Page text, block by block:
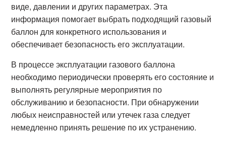
виде, давлении и других параметрах. Эта
информация помогает выбрать подходящий газовый
баллон для конкретного использования и
обеспечивает безопасность его эксплуатации.
В процессе эксплуатации газового баллона
необходимо периодически проверять его состояние и
выполнять регулярные мероприятия по
обслуживанию и безопасности. При обнаружении
любых неисправностей или утечек газа следует
немедленно принять решение по их устранению.